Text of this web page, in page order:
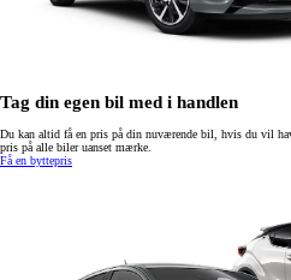
Tag din egen bil med i handlen
Du kan altid få en pris på din nuværende bil, hvis du vil
pris på alle biler uanset mærke.
Få en byttepris